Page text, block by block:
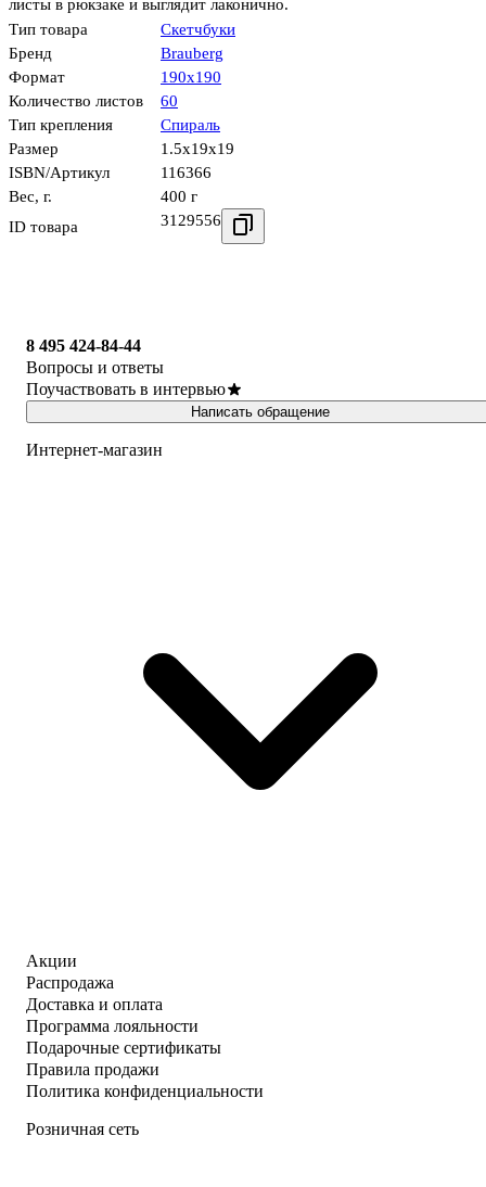
листы в рюкзаке и выглядит лаконично.
Тип товара
Скетчбуки
Бренд
Brauberg
Формат
190х190
Количество листов
60
Тип крепления
Спираль
Размер
1.5x19x19
ISBN/Артикул
116366
Вес, г.
400 г
ID товара
3129556
8 495 424-84-44
Вопросы и ответы
Поучаствовать в интервью
Написать обращение
Интернет-магазин
Акции
Распродажа
Доставка и оплата
Программа лояльности
Подарочные сертификаты
Правила продажи
Политика конфиденциальности
Розничная сеть